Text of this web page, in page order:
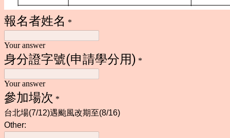
報名者姓名 *
Your answer
身分證字號(申請學分用) *
Your answer
參加場次 *
台北場(7/12)遇颱風改期至(8/16)
Other: